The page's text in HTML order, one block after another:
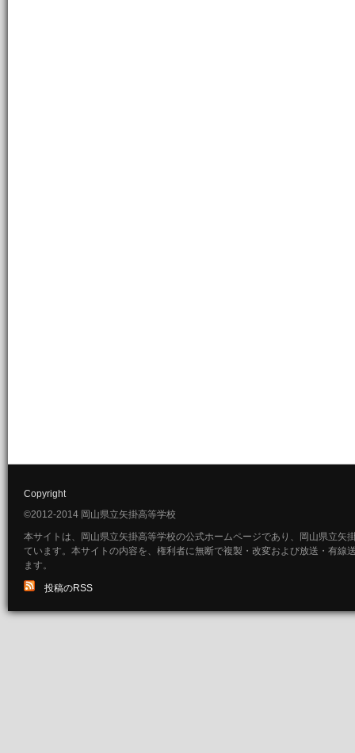
Copyright
©2012-2014 岡山県立矢掛高等学校
本サイトは、岡山県立矢掛高等学校の公式ホームページであり、岡山県立矢
ています。本サイトの内容を、権利者に無断で複製・改変および放送・有線
ます。
投稿のRSS